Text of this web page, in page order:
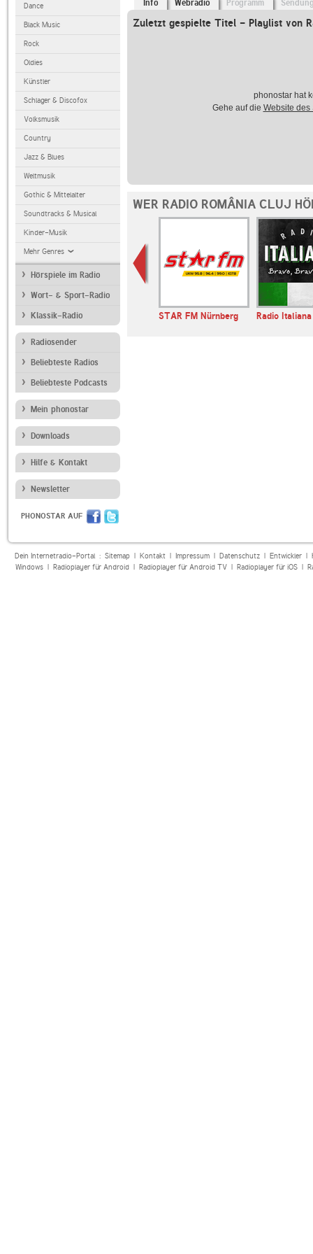
Dance
Black Music
Rock
Oldies
Künstler
Schlager & Discofox
Volksmusik
Country
Jazz & Blues
Weltmusik
Gothic & Mittelalter
Soundtracks & Musical
Kinder-Musik
Mehr Genres
Hörspiele im Radio
Wort- & Sport-Radio
Klassik-Radio
Radiosender
Beliebteste Radios
Beliebteste Podcasts
Mein phonostar
Downloads
Hilfe & Kontakt
Newsletter
PHONOSTAR AUF
Info Webradio Programm
Zuletzt gespielte Titel - Playlist von
phonostar hat
Gehe auf die Website des
WER RADIO ROMÂNIA CLUJ
STAR FM Nürnberg Radio Italiana
Dein Internetradio-Portal : Sitemap| Kontakt| Impressum| Datenschutz| Entwickler|
Windows| Radioplayer für Android| Radioplayer für Android TV| Radioplayer für iOS|